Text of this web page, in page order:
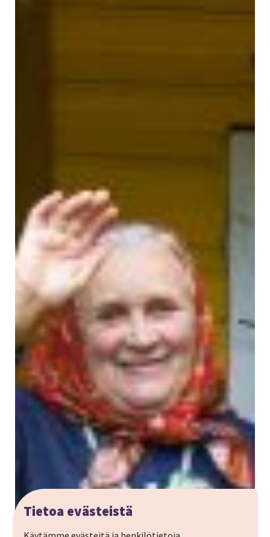
Tietoa evästeistä